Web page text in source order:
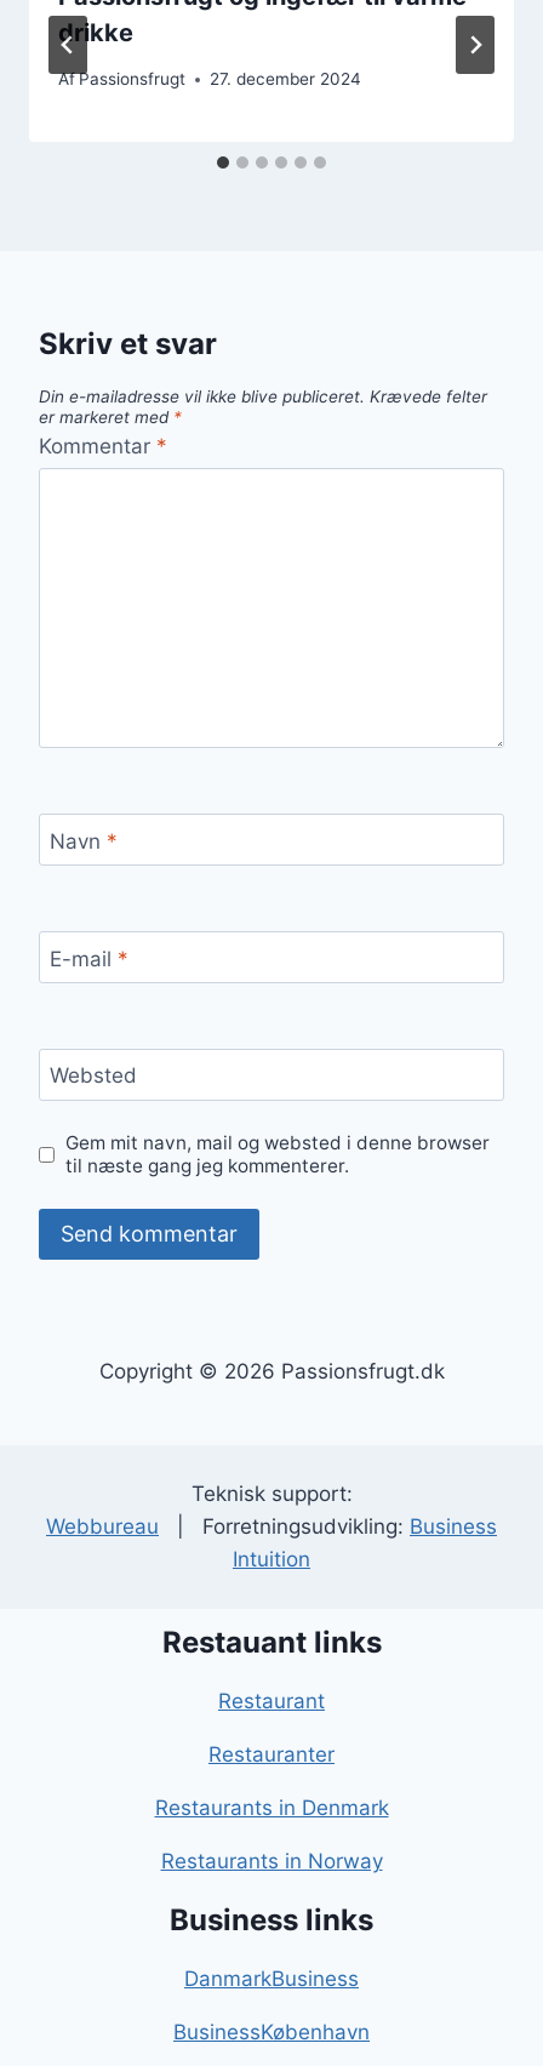
drikke
AfPassionsfrugt 27. december 2024
Skriv et svar
Din e-mailadresse vil ikke blive publiceret. Krævede felter
er markeret med *
Kommentar *
Navn *
E-mail *
Websted
Gem mit navn, mail og websted i denne browser
til næste gang jeg kommenterer.
Copyright © 2026 Passionsfrugt.dk
Teknisk support:
Webbureau | Forretningsudvikling: Business
Intuition
Restauant links
Restaurant
Restauranter
Restaurants in Denmark
Restaurants in Norway
Business links
DanmarkBusiness
BusinessKøbenhavn